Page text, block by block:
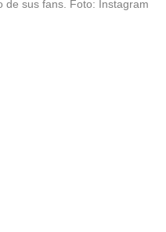
de sus fans. Foto: Instagram